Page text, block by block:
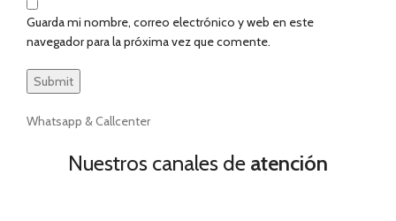
Guarda mi nombre, correo electrónico y web en este
navegador para la próxima vez que comente.
Whatsapp & Callcenter
Nuestros canales de atención